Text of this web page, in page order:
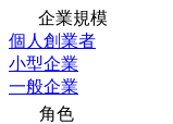
企業規模
個人創業者
小型企業
一般企業
角色